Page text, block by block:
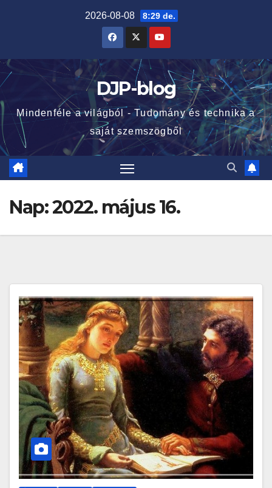
2026-08-08 8:29 de.
DJP-blog
Mindenféle a világból - Tudomány és technika a
saját szemszögből
Nap:2022. május 16.